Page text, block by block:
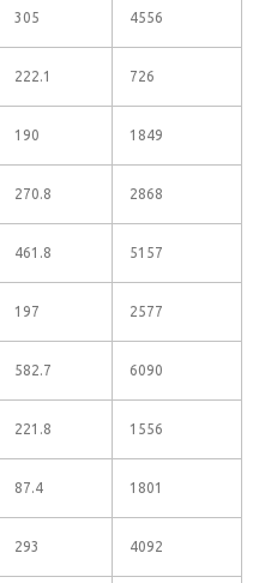
305 4556
222.1 726
190 1849
270.8 2868
461.8 5157
197 2577
582.7 6090
221.8 1556
87.4 1801
293 4092